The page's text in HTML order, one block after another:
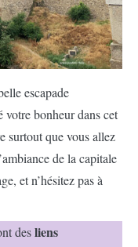
escapade
votre bonheur dans cet
surtout que vous allez
de la capitale
et n’hésitez pas à
desliens